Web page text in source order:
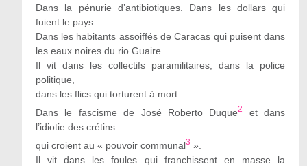
Dans la pénurie d’antibiotiques. Dans les dollars qui
fuient le pays.
Dans les habitants assoiffés de Caracas qui puisent dans
les eaux noires du rio Guaire.
Il vit dans les collectifs paramilitaires, dans la police
politique,
dans les flics qui torturent à mort.
Dans le fascisme de José Roberto Duque2
et dans
l’idiotie des crétins
qui croient au « pouvoir communal3 ».
Il vit dans les foules qui franchissent en masse la